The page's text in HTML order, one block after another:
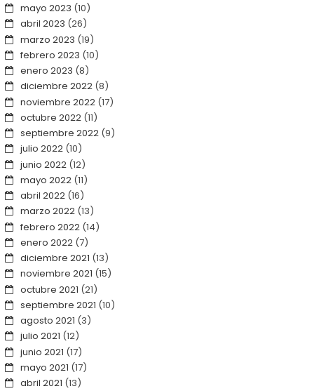
mayo 2023 (10)
abril 2023 (26)
marzo 2023 (19)
febrero 2023 (10)
enero 2023 (8)
diciembre 2022(8)
noviembre 2022(17)
octubre 2022(11)
septiembre 2022(9)
julio 2022(10)
junio 2022(12)
mayo 2022(11)
abril 2022(16)
marzo 2022(13)
febrero 2022(14)
enero 2022(7)
diciembre 2021 (13)
noviembre 2021 (15)
octubre 2021 (21)
septiembre 2021 (10)
agosto 2021 (3)
julio 2021 (12)
junio 2021 (17)
mayo 2021 (17)
abril 2021 (13)